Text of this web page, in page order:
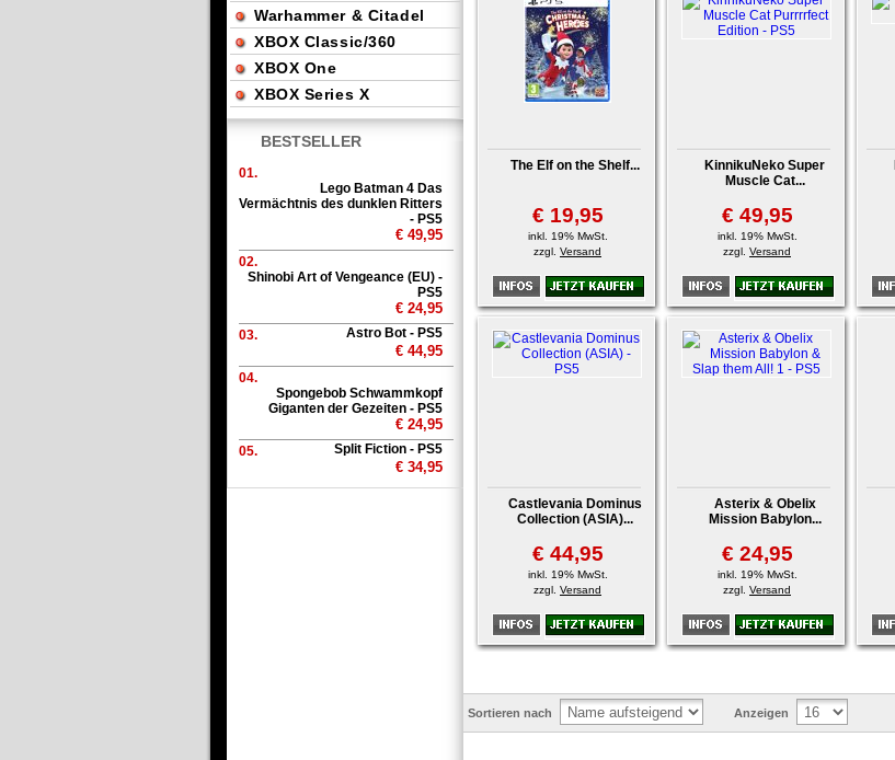
The Elf on the Shelf...
€ 19,95
inkl. 19% MwSt.
zzgl. Versand
KinnikuNeko Super
Muscle Cat...
€ 49,95
inkl. 19% MwSt.
zzgl. Versand
Castlevania Dominus
Collection (ASIA)...
€ 44,95
inkl. 19% MwSt.
zzgl. Versand
Asterix & Obelix
Mission Babylon...
€ 24,95
inkl. 19% MwSt.
zzgl. Versand
Sortieren nach Anzeigen
Warhammer & Citadel
XBOX Classic/360
XBOX One
XBOX Series X
BESTSELLER
01.
Lego Batman 4 Das
Vermächtnis des dunklen Ritters
- PS5
€ 49,95
02.
Shinobi Art of Vengeance (EU) -
PS5
€ 24,95
03. Astro Bot - PS5
€ 44,95
04.
Spongebob Schwammkopf
Giganten der Gezeiten - PS5
€ 24,95
05. Split Fiction - PS5
€ 34,95